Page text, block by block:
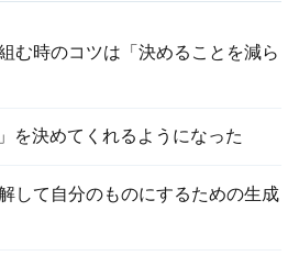
む時のコツは「決めることを減ら
を決めてくれるようになった
して自分のものにするための生成